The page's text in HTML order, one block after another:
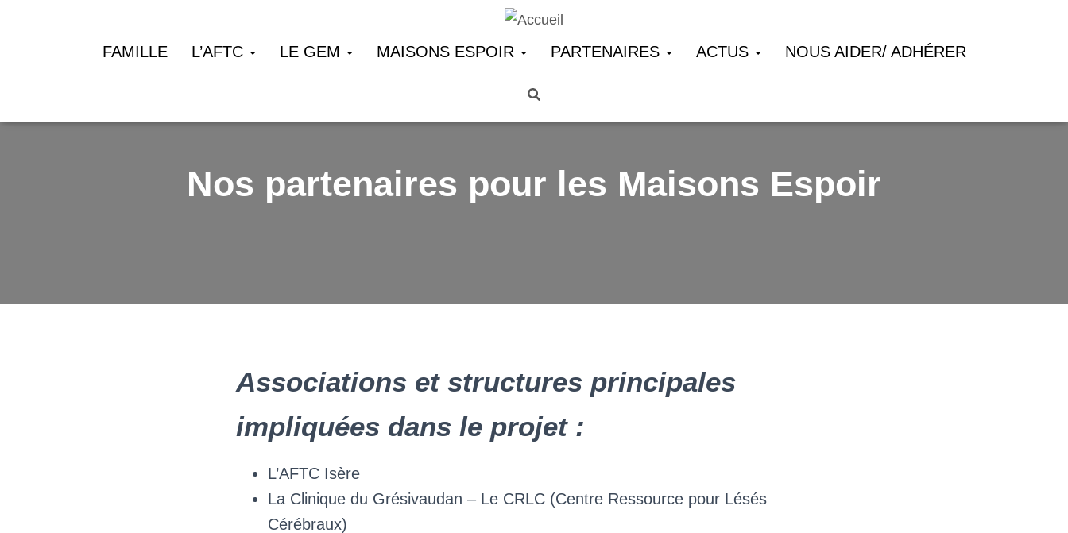
FAMILLE L’AFTC LE GEM MAISONS ESPOIR PARTENAIRES ACTUS NOUS AIDER/ ADHÉRER
Nos partenaires pour les Maisons Espoir
Associations et structures principales
impliquées dans le projet :
L’AFTC Isère
La Clinique du Grésivaudan – Le CRLC (Centre Ressource pour Lésés
Cérébraux)